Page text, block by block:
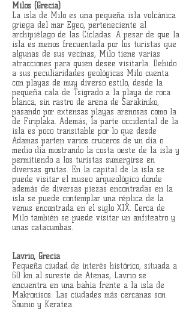
Milos (Grecia)
La isla de Milo es una pequeña isla volcánica
griega del mar Egeo, perteneciente al
archipiélago de las Cícladas. A pesar de que la
isla es menos frecuentada por los turistas que
algunas de sus vecinas, Milo tiene varias
atracciones para quien desee visitarla. Debido
a sus peculiaridades geológicas Milo cuenta
con playas de muy diverso estilo, desde la
pequeña cala de Tsigrado a la playa de roca
blanca, sin rastro de arena de Sarakiniko,
pasando por extensas playas arenosas como la
de Firiplaka. Además, la parte occidental de la
isla es poco transitable por lo que desde
Adamas parten varios cruceros de un día o
medio día mostrando la costa oeste de la isla y
permitiendo a los turistas sumergirse en
diversas grutas. En la capital de la isla se
puede visitar el museo arqueológico donde
además de diversas piezas encontradas en la
isla se puede contemplar una réplica de la
venus encontrada en el siglo XIX. Cerca de
Milo también se puede visitar un anfiteatro y
unas catacumbas.
Lavrio, Grecia
Pequeña ciudad de interés histórico, situada a
60 km al sureste de Atenas, Lavrio se
encuentra en una bahía frente a la isla de
Makronisos. Las ciudades más cercanas son
Sounio y Keratea.